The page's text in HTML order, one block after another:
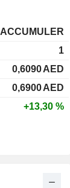
ACCUMULER
1
0,6090AED
0,6900AED
+13,30 %